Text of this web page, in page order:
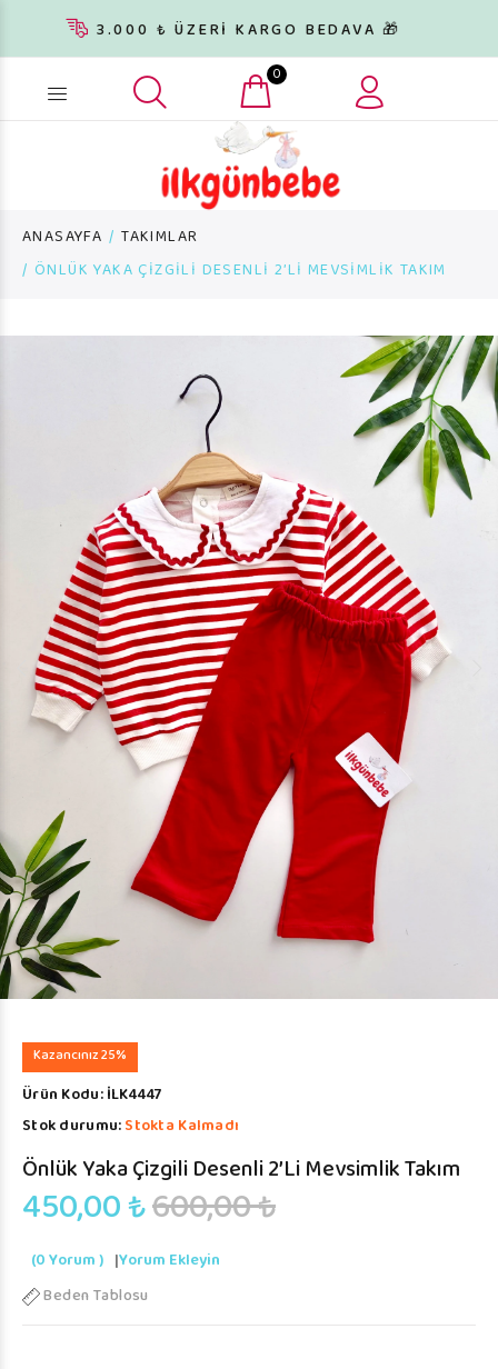
3.000 ₺ ÜZERİ KARGO BEDAVA 🎁
Ürün arama... 0
ANASAYFA
TAKIMLAR
ÖNLÜK YAKA ÇİZGİLİ DESENLİ 2’Lİ MEVSİMLİK TAKIM
Kazancınız 25%
Ürün Kodu:İLK4447
Stok durumu:Stokta Kalmadı
Önlük Yaka Çizgili Desenli 2’li Mevsimlik Takım
450,00 ₺600,00 ₺
(0 Yorum ) |Yorum Ekleyin
Beden Tablosu